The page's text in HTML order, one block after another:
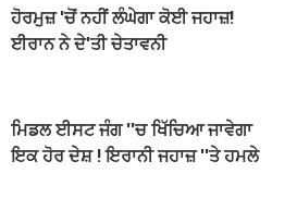
ਹੋਰਮੁਜ਼ 'ਚੋਂ ਨਹੀਂ ਲੰਘੇਗਾ ਕੋਈ ਜਹਾਜ਼!
ਈਰਾਨ ਨੇ ਦੇ'ਤੀ ਚੇਤਾਵਨੀ
ਮਿਡਲ ਈਸਟ ਜੰਗ ''ਚ ਖਿੱਚਿਆ ਜਾਵੇਗਾ
ਇਕ ਹੋਰ ਦੇਸ਼ ! ਇਰਾਨੀ ਜਹਾਜ਼ ''ਤੇ ਹਮਲੇ